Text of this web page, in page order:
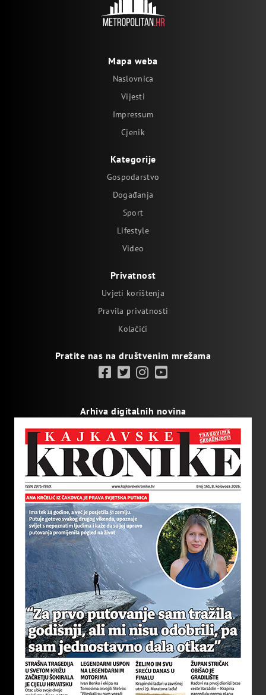
Mapa weba
Naslovnica
Vijesti
Impressum
Cjenik
Kategorije
Gospodarstvo
Događanja
Sport
Lifestyle
Video
Privatnost
Uvjeti korištenja
Pravila privatnosti
Kolačići
Pratite nas na društvenim mrežama
Arhiva digitalnih novina